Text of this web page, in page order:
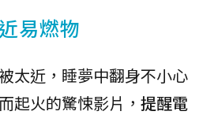
易燃物
太近，睡夢中翻身不小心
起火的驚悚影片， 提醒電